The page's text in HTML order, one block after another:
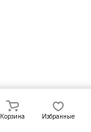
В корзину
Корзина Избранные